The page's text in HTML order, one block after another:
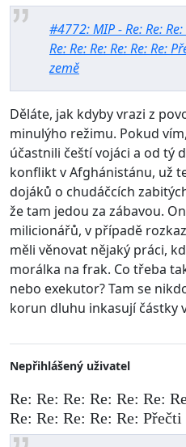
#4772: MIP - Re: Re: Re:
Re: Re: Re: Re: Re: Re:
země
Děláte, jak kdyby vrazi z
minulýho režimu. Pokud
účastnili čeští vojáci a od tý
konflikt v Afghánistánu, už
dojáků o chudáčcích
že tam jedou za zábavou.
milicionářů, v případě
měli věnovat nějaký práci,
morálka na frak. Co třeba
nebo exekutor? Tam se
korun dluhu inkasují částky
Nepřihlášený uživatel
Re: Re: Re: Re: Re: Re:
Re: Re: Re: Re: Re: